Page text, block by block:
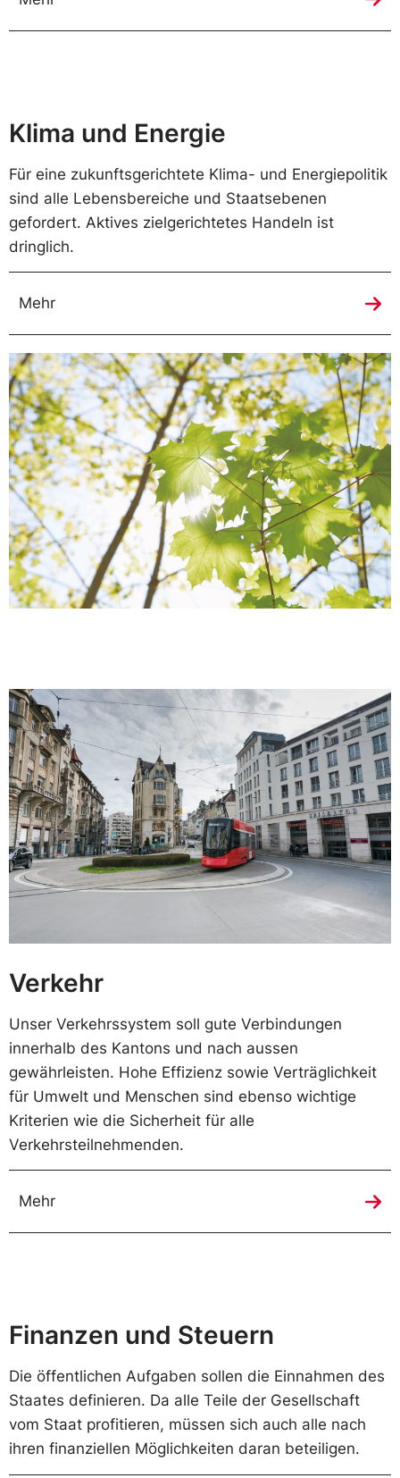
Klima und Energie
Für eine zukunftsgerichtete Klima- und Energiepolitik
sind alle Lebensbereiche und Staatsebenen
gefordert. Aktives zielgerichtetes Handeln ist
dringlich.
Mehr
Verkehr
Unser Verkehrssystem soll gute Verbindungen
innerhalb des Kantons und nach aussen
gewährleisten. Hohe Effizienz sowie Verträglichkeit
für Umwelt und Menschen sind ebenso wichtige
Kriterien wie die Sicherheit für alle
Verkehrsteilnehmenden.
Mehr
Finanzen und Steuern
Die öffentlichen Aufgaben sollen die Einnahmen des
Staates definieren. Da alle Teile der Gesellschaft
vom Staat profitieren, müssen sich auch alle nach
ihren finanziellen Möglichkeiten daran beteiligen.